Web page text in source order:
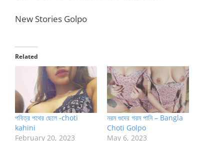
New Stories Golpo
Related
পবিত্র পথের ছেলে -choti
kahini
February 20, 2023
নরম গুদের গরম পানি – Bangla
Choti Golpo
May 6, 2023